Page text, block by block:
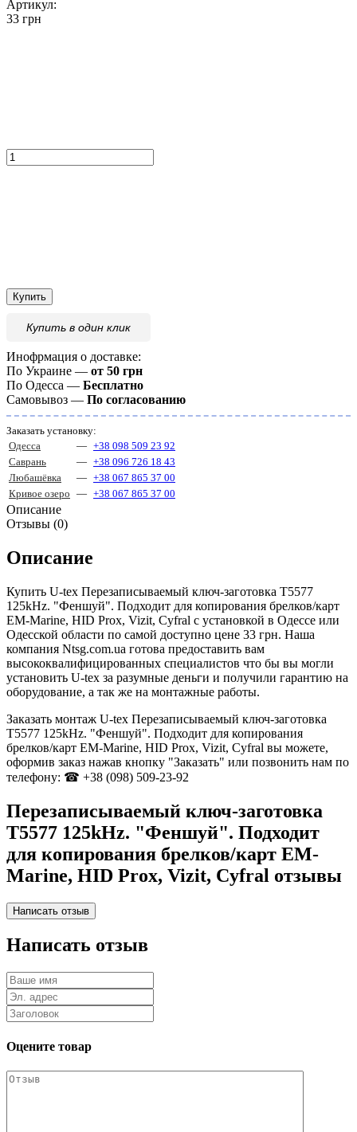
Артикул:
33 грн
Купить
Купить в один клик
Инофрмация о доставке:
По Украине — от 50 грн
По Одесса — Бесплатно
Самовывоз — По согласованию
Заказать установку:
Одесса
— +38 098 509 23 92
Саврань
— +38 096 726 18 43
Любашёвка
— +38 067 865 37 00
Кривое озеро — +38 067 865 37 00
Описание
Отзывы (0)
Описание
Купить U-tex Перезаписываемый ключ-заготовка T5577
125kHz. "Феншуй". Подходит для копирования брелков/карт
EM-Marine, HID Prox, Vizit, Cyfral с установкой в Одессе или
Одесской области по самой доступно цене 33 грн. Наша
компания Ntsg.com.ua готова предоставить вам
высококвалифицированных специалистов что бы вы могли
установить U-tex за разумные деньги и получили гарантию на
оборудование, а так же на монтажные работы.
Заказать монтаж U-tex Перезаписываемый ключ-заготовка
T5577 125kHz. "Феншуй". Подходит для копирования
брелков/карт EM-Marine, HID Prox, Vizit, Cyfral вы можете,
оформив заказ нажав кнопку "Заказать" или позвонить нам по
телефону: ☎ +38 (098) 509-23-92
Перезаписываемый ключ-заготовка
T5577 125kHz. "Феншуй". Подходит
для копирования брелков/карт EM-
Marine, HID Prox, Vizit, Cyfral отзывы
Написать отзыв
Оцените товар